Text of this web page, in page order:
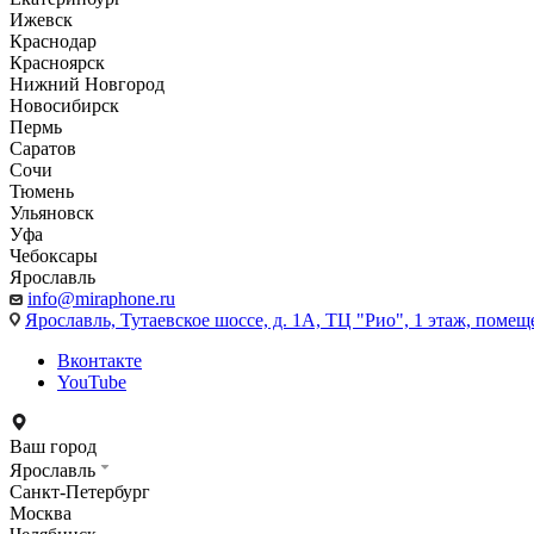
Ижевск
Краснодар
Красноярск
Нижний Новгород
Новосибирск
Пермь
Саратов
Сочи
Тюмень
Ульяновск
Уфа
Чебоксары
Ярославль
info@miraphone.ru
Ярославль, Тутаевское шоссе, д. 1А, ТЦ "Рио", 1 этаж,
Вконтакте
YouTube
Ваш город
Ярославль
Санкт-Петербург
Москва